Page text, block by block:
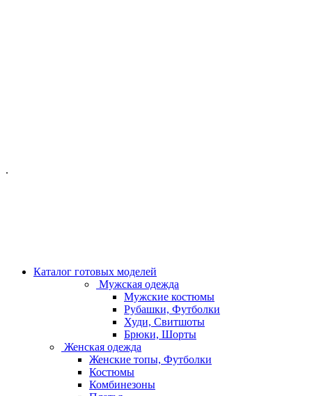
.
Каталог готовых моделей
Мужская одежда
Мужские костюмы
Рубашки, Футболки
Худи, Свитшоты
Брюки, Шорты
Женская одежда
Женские топы, Футболки
Костюмы
Комбинезоны